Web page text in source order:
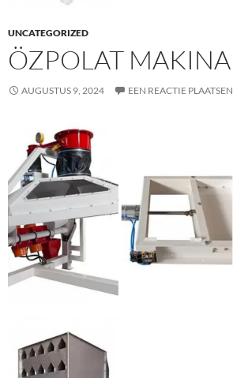
UNCATEGORIZED
ÖZPOLAT MAKINA
AUGUSTUS 9, 2024 EEN REACTIE PLAATSEN